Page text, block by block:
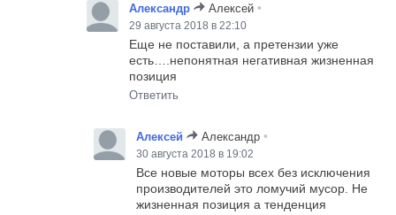
Александр Алексей •
29 августа 2018 в 22:10
Еще не поставили, а претензии уже
есть….непонятная негативная жизненная
позиция
Ответить
Алексей Александр •
30 августа 2018 в 19:02
Все новые моторы всех без исключения
производителей это ломучий мусор. Не
жизненная позиция а тенденция